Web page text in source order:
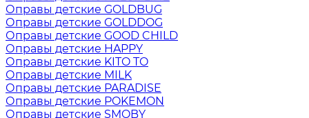
Оправы детские GOLDBUG
Оправы детские GOLDDOG
Оправы детские GOOD CHILD
Оправы детские HAPPY
Оправы детские KITO TO
Оправы детские MILK
Оправы детские PARADISE
Оправы детские POKEMON
Оправы детские SMOBY